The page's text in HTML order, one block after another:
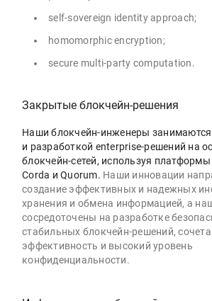
self-sovereign identity approach;
homomorphic encryption;
secure multi-party computation.
Закрытые блокчейн-решения
Наши блокчейн-инженеры
и разработкой enterprise-решений на
блокчейн-сетей, используя платформы
Corda и Quorum. Наши инновации
создание эффективных и надежных
хранения и обмена информацией, а
сосредоточены на разработке
стабильных блокчейн-решений,
эффективность и высокий уровень
конфиденциальности.